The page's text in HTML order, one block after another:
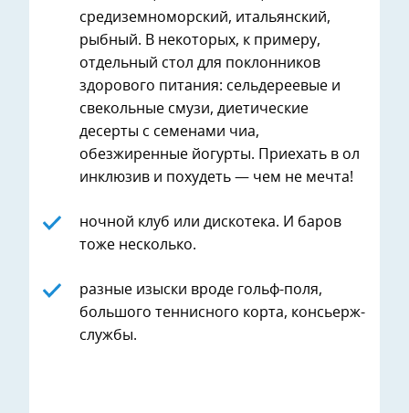
средиземноморский, итальянский,
рыбный. В некоторых, к примеру,
отдельный стол для поклонников
здорового питания: сельдереевые и
свекольные смузи, диетические
десерты с семенами чиа,
обезжиренные йогурты. Приехать в ол
инклюзив и похудеть — чем не мечта!
ночной клуб или дискотека. И баров
тоже несколько.
разные изыски вроде гольф-поля,
большого теннисного корта, консьерж-
службы.